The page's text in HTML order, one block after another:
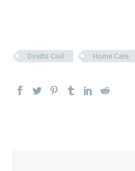
Direito Civil Home Care